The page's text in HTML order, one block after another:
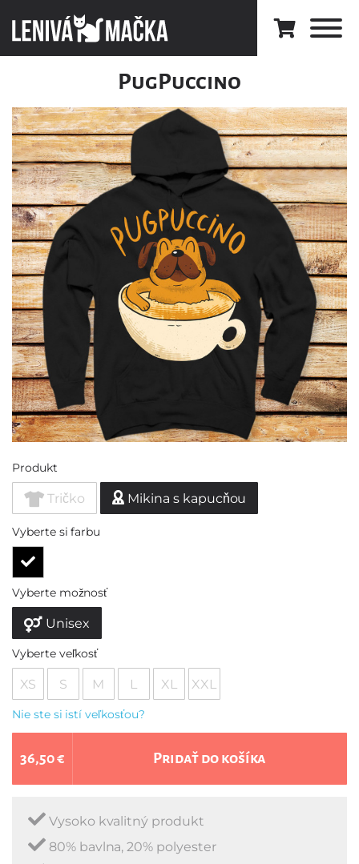
PugPuccino
Produkt
Tričko Mikina s kapucňou
Vyberte si farbu
Vyberte možnosť
Unisex
Vyberte veľkosť
XS S M L XL XXL
Nie ste si istí veľkosťou?
36,50 € Pridať do košíka
Vysoko kvalitný produkt
80% bavlna, 20% polyester